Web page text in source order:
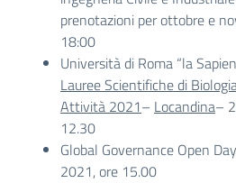
prenotazioni per ottobre e
18:00
Università di Roma “la
Lauree Scientifiche di
Attività 2021– Locandina–
12.30
Global Governance Open
2021, ore 15.00